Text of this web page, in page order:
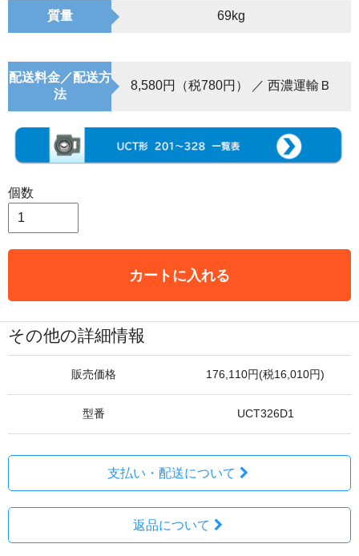
質量 69kg
配送料金／配送方
法
8,580円（税780円） ／ 西濃運輸Ｂ
個数
カートに入れる
その他の詳細情報
販売価格 176,110円(税16,010円)
型番 UCT326D1
支払い・配送について
返品について